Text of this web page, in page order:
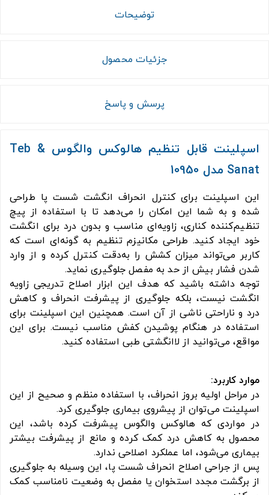
توضیحات
جزئیات محصول
پرسش و پاسخ
اسپلینت قابل تنظیم هالوکس والگوس Teb &
Sanat مدل 10950
این اسپلینت برای کنترل انحراف انگشت شست پا طراحی
شده و به شما این امکان را می‌دهد تا با استفاده از پیچ
تنظیم‌کننده کناری، زاویه‌ای مناسب و بدون درد برای انگشت
خود ایجاد کنید. طراحی مکانیزم تنظیم به گونه‌ای است که
کاربر می‌تواند میزان کشش را به‌دقت کنترل کرده و از وارد
شدن فشار بیش از حد به مفصل جلوگیری نماید.
توجه داشته باشید که هدف این ابزار اصلاح تدریجی زاویه
انگشت نیست، بلکه جلوگیری از پیشرفت انحراف و کاهش
درد و ناراحتی ناشی از آن است. همچنین این اسپلینت برای
استفاده در هنگام پوشیدن کفش مناسب نیست. برای این
مواقع، می‌توانید از لاانگشتی طبی استفاده کنید.
موارد کاربرد:
در مراحل اولیه بروز انحراف، با استفاده منظم و صحیح از این
اسپلینت می‌توان از پیشروی بیماری جلوگیری کرد.
در مواردی که هالوکس والگوس پیشرفت کرده باشد، این
محصول به کاهش درد کمک کرده و مانع از پیشرفت بیشتر
بیماری می‌شود، اما عملکرد اصلاحی ندارد.
پس از جراحی اصلاح انحراف شست پا، این وسیله به جلوگیری
از برگشت مجدد استخوان یا مفصل به وضعیت نامناسب کمک